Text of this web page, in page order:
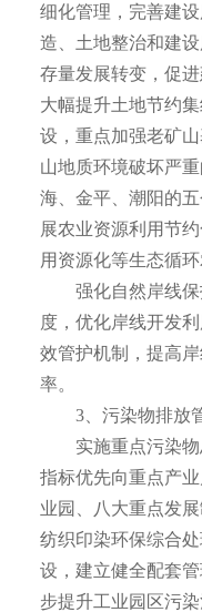
细化管理，完善建
造、土地整治和建
存量发展转变，促
大幅提升土地节约
设，重点加强老矿
山地质环境破坏严
海、金平、潮阳的
展农业资源利用节
用资源化等生态循环
强化自然岸线保
度，优化岸线开发
效管护机制，提高
率。
3、污染物排放
实施重点污染物
指标优先向重点产
业园、八大重点发
纺织印染环保综合
设，建立健全配套
步提升工业园区污